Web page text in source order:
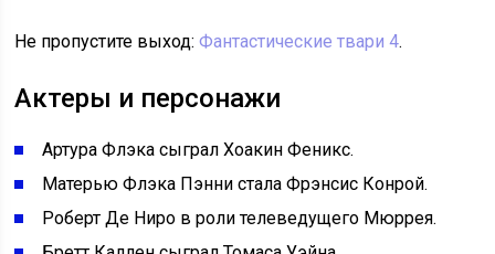
Не пропустите выход:Фантастические твари 4.
Актеры и персонажи
Артура Флэка сыграл Хоакин Феникс.
Матерью Флэка Пэнни стала Фрэнсис Конрой.
Роберт Де Ниро в роли телеведущего Мюррея.